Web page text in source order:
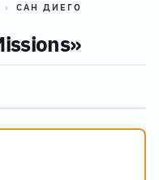
› САН ДИЕГО